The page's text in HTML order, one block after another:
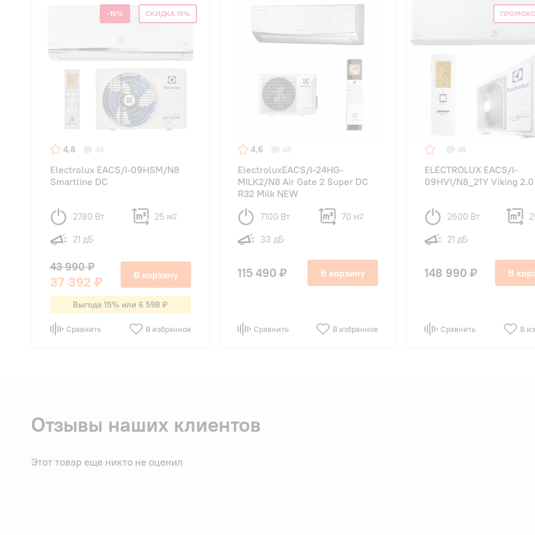
-15% СКИДКА 15%
4,8 49
Electrolux EACS/I-09HSM/N8
Smartline DC
2780 Вт 25 м2
21 дБ
43 990 ₽
37 392 ₽ В корзину
Выгода 15% или 6 598 ₽
Сравнить В избранное
4,6 48
ElectroluxEACS/I-24HG-
MILK2/N8 Air Gate 2 Super DC
R32 Milk NEW
7100 Вт 70 м2
33 дБ
115 490 ₽ В корзину
Сравнить В избранное
48
ELECTROLUX EACS/I-
09HVI/N8_21Y Viking 2.0
2600 Вт
21 дБ
148 990 ₽ В
Сравнить В
Отзывы наших клиентов
Этот товар еще никто не оценил